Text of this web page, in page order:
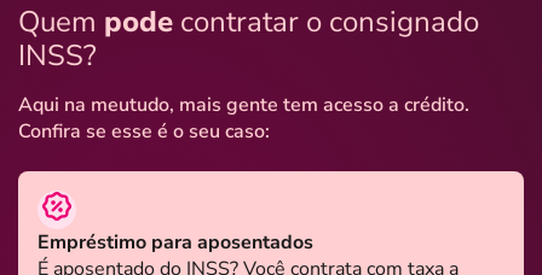
Quem pode contratar o consignado
INSS?
Aqui na meutudo, mais gente tem acesso a crédito.
Confira se esse é o seu caso:
Empréstimo para aposentados
É aposentado do INSS? Você contrata com taxa a